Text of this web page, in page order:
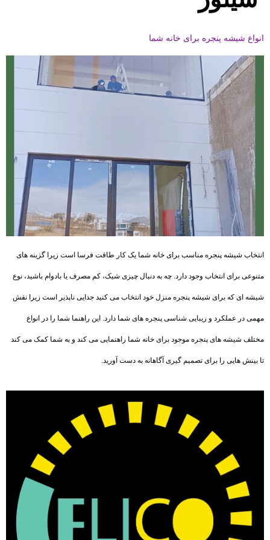
انواع شیشه پنجره برای خانه شما
انتخاب شیشه پنجره مناسب برای خانه شما یک کار طاقت فرسا است زیرا گزینه های
متنوعی برای انتخاب وجود دارد. چه به دنبال چیزی شیک، کم مصرف یا بادوام باشید، نوع
شیشه ای که برای شیشه پنجره منزل خود انتخاب می کنید جدایی ناپذیر است زیرا نقش
مهمی در عملکرد و زیبایی شناسی پنجره های شما دارد. این راهنما شما را در انواع
مختلف شیشه های پنجره موجود برای خانه شما راهنمایی می کند و به شما کمک می کند
تا بینش هایی را برای تصمیم گیری آگاهانه به دست آورید.